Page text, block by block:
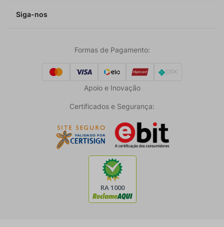
Siga-nos
Formas de Pagamento:
Apoio e Inovação
Certificados e Segurança: